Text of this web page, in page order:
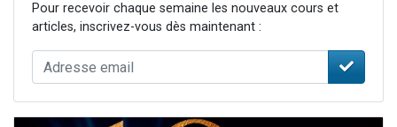
Pour recevoir chaque semaine les nouveaux cours et
articles, inscrivez-vous dès maintenant :